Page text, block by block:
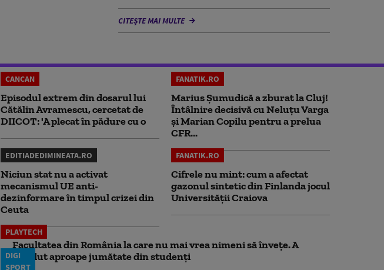
CITEȘTE MAI MULTE
CANCAN
Episodul extrem din dosarul lui
Cătălin Avramescu, cercetat de
DIICOT: 'A plecat în pădure cu o
FANATIK.RO
Marius Şumudică a zburat la Cluj!
Întâlnire decisivă cu Neluţu Varga
şi Marian Copilu pentru a prelua
CFR...
EDITIADEDIMINEATA.RO
Niciun stat nu a activat
mecanismul UE anti-
dezinformare în timpul crizei din
Ceuta
FANATIK.RO
Cifrele nu mint: cum a afectat
gazonul sintetic din Finlanda jocul
Universității Craiova
PLAYTECH
Facultatea din România la care nu mai vrea nimeni să înveţe. A
pierdut aproape jumătate din studenţi
DIGI
SPORT